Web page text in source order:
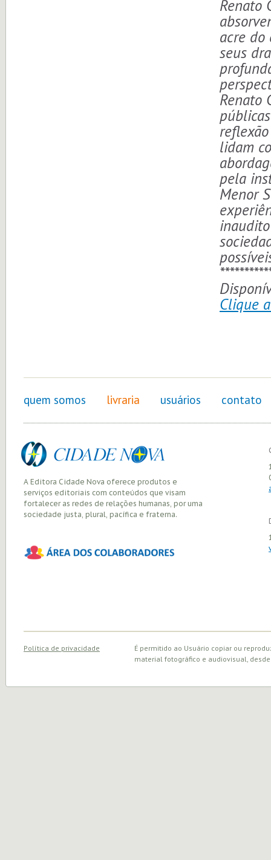
Renato
acre do
seus
Renato
lidam
pela
Menor
inaudito
Clique
quem somos livraria usuários contato
A Editora Cidade Nova oferece produtos e
serviços editoriais com conteúdos que visam
fortalecer as redes de relações humanas, por uma
sociedade justa, plural, pacífica e fraterna.
Política de privacidade
É permitido ao Usuário copiar ou
material fotográfico e audiovisual,